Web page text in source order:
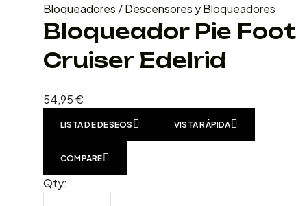
Bloqueadores /Descensores y Bloqueadores
Bloqueador Pie Foot
Cruiser Edelrid
54,95€
LISTA DE DESEOS VISTA RÁPIDA
COMPARE
Qty: